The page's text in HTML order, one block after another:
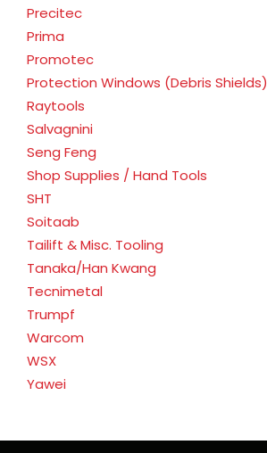
Precitec
Prima
Promotec
Protection Windows (Debris Shields)
Raytools
Salvagnini
Seng Feng
Shop Supplies / Hand Tools
SHT
Soitaab
Tailift & Misc. Tooling
Tanaka/Han Kwang
Tecnimetal
Trumpf
Warcom
WSX
Yawei